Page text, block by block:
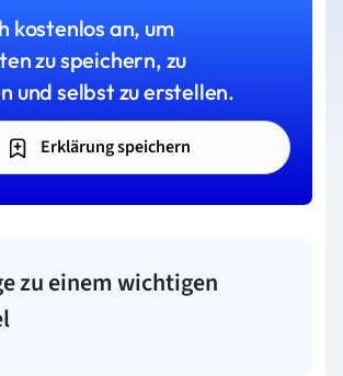
kostenlos an, um
zu speichern, zu
und selbst zu erstellen.
Erklärung speichern
zu einem wichtigen